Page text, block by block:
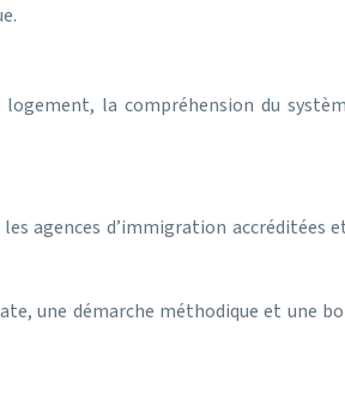
la compréhension du
agences d’immigration accréditées
une démarche méthodique et une